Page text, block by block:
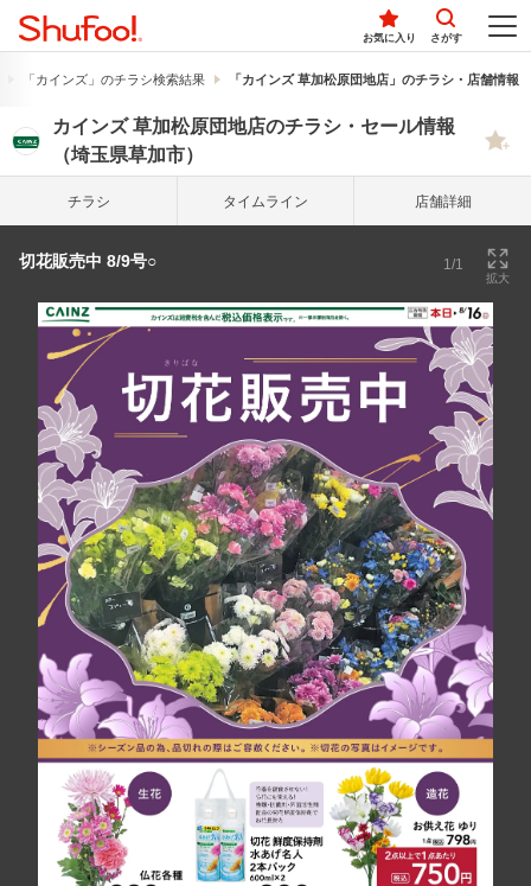
お気に入り さがす
「カインズ」のチラシ検索結果 「カインズ 草加松原団地店」のチラシ・店舗情報
カインズ 草加松原団地店のチラシ・セール情報
（埼玉県草加市）
チラシ タイム ライン 店舗詳細
切花販売中 8/9号○ 1/1
拡大